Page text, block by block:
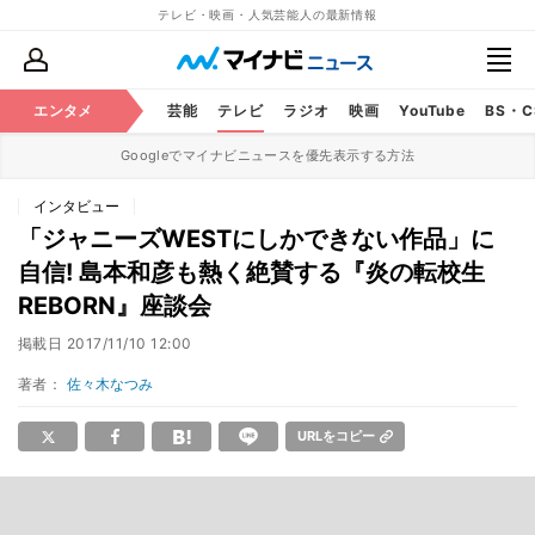
テレビ・映画・人気芸能人の最新情報
エンタメ 芸能 テレビ ラジオ 映画 YouTube BS・
Googleでマイナビニュースを優先表示する方法
インタビュー
「ジャニーズWESTにしかできない作品」に
自信! 島本和彦も熱く絶賛する『炎の転校生
REBORN』座談会
掲載日 2017/11/10 12:00
著者： 佐々木なつみ
URLをコピー